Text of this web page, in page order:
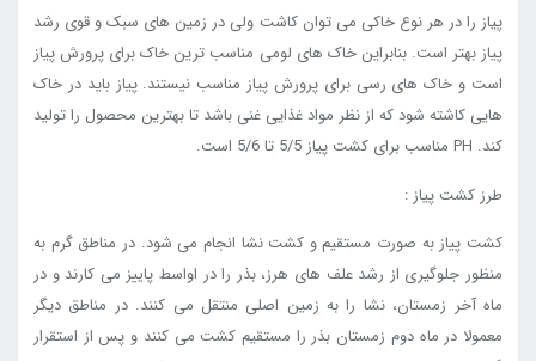
پیاز را در هر نوع خاکی می توان کاشت ولی در زمین های سبک و قوی رشد
پیاز بهتر است. بنابراین خاک های لومی مناسب ترین خاک برای پرورش پیاز
است و خاک های رسی برای پرورش پیاز مناسب نیستند. پیاز باید در خاک
هایی کاشته شود که از نظر مواد غذایی غنی باشد تا بهترین محصول را تولید
کند. PH مناسب برای کشت پیاز 5/5 تا 5/6 است.
طرز کشت پیاز :
کشت پیاز به صورت مستقیم و کشت نشا انجام می شود. در مناطق گرم به
منظور جلوگیری از رشد علف های هرز، بذر را در اواسط پاییز می کارند و در
ماه آخر زمستان، نشا را به زمین اصلی منتقل می کنند. در مناطق دیگر
معمولا در ماه دوم زمستان بذر را مستقیم کشت می کنند و پس از استقرار